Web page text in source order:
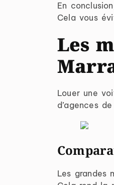
En
Cela vous
Les
Louer une
d’agences
Les grandes